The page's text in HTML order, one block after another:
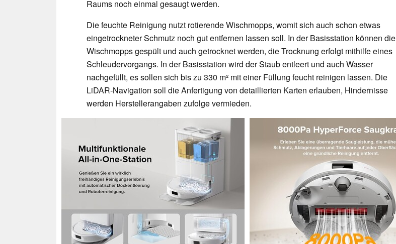
Raums noch einmal gesaugt werden.
Die feuchte Reinigung nutzt rotierende Wischmopps, womit sich auch schon etwas
eingetrockneter Schmutz noch gut entfernen lassen soll. In der Basisstation können die
Wischmopps gespült und auch getrocknet werden, die Trocknung erfolgt mithilfe eines
Schleudervorgangs. In der Basisstation wird der Staub entleert und auch Wasser
nachgefüllt, es sollen sich bis zu 330 m² mit einer Füllung feucht reinigen lassen. Die
LiDAR-Navigation soll die Anfertigung von detaillierten Karten erlauben, Hindernisse
werden Herstellerangaben zufolge vermieden.